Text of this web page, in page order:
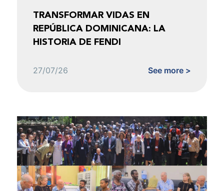
TRANSFORMAR VIDAS EN
REPÚBLICA DOMINICANA: LA
HISTORIA DE FENDI
27/07/26 See more >